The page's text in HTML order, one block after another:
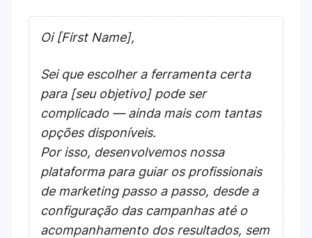
Oi [First Name],
Sei que escolher a ferramenta certa
para [seu objetivo] pode ser
complicado — ainda mais com tantas
opções disponíveis.
Por isso, desenvolvemos nossa
plataforma para guiar os profissionais
de marketing passo a passo, desde a
configuração das campanhas até o
acompanhamento dos resultados, sem